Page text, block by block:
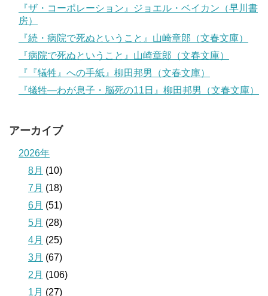
『ザ・コーポレーション』ジョエル・ベイカン（早川書
房）
『続・病院で死ぬということ』山崎章郎（文春文庫）
『病院で死ぬということ』山崎章郎（文春文庫）
『『犠牲』への手紙』柳田邦男（文春文庫）
『犠牲―わが息子・脳死の11日』柳田邦男（文春文庫）
アーカイブ
2026年
8月 (10)
7月 (18)
6月 (51)
5月 (28)
4月 (25)
3月 (67)
2月 (106)
1月 (27)